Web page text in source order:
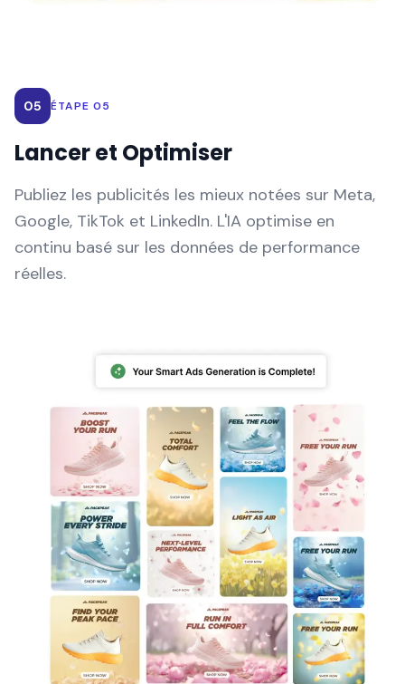
05 ÉTAPE 05
Lancer et Optimiser
Publiez les publicités les mieux notées sur Meta,
Google, TikTok et LinkedIn. L'IA optimise en
continu basé sur les données de performance
réelles.